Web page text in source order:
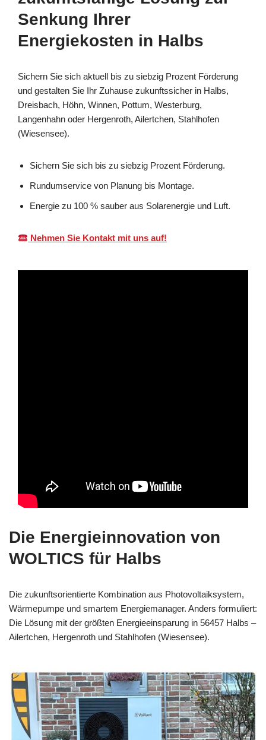
Senkung Ihrer
Energiekosten in Halbs
Sichern Sie sich aktuell bis zu siebzig Prozent Förderung
und gestalten Sie Ihr Zuhause zukunftssicher in Halbs,
Dreisbach, Höhn, Winnen, Pottum, Westerburg,
Langenhahn oder Hergenroth, Ailertchen, Stahlhofen
(Wiesensee).
Sichern Sie sich bis zu siebzig Prozent Förderung.
Rundumservice von Planung bis Montage.
Energie zu 100 % sauber aus Solarenergie und Luft.
Nehmen Sie Kontakt mit uns auf!
Die Energieinnovation von
WOLTICS für Halbs
Die zukunftsorientierte Kombination aus Photovoltaiksystem,
Wärmepumpe und smartem Energiemanager. Anders formuliert:
Die Lösung mit der größten Energieeinsparung in 56457 Halbs –
Ailertchen, Hergenroth und Stahlhofen (Wiesensee).